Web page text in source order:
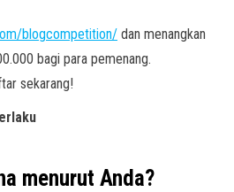
blogcompetition/ dan menangkan
bagi para pemenang.
sekarang!
menurut Anda?